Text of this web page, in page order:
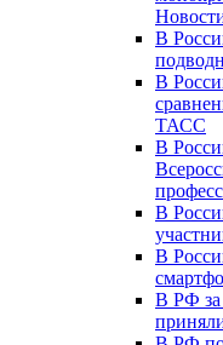
В
В
ТАСС
В
В
В
В РФ за